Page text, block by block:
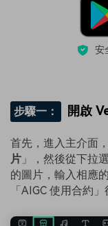
安
步驟一： 開啟
首先，進入主介面
片 」，然後從下拉
的圖片，輸入相應
「AIGC 使用合約